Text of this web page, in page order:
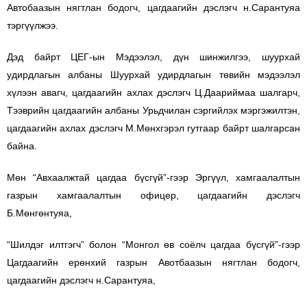
Автобаазын нягтлан бодогч, цагдаагийн дэслэгч н.Сарантуяа
тэргүүлжээ.
Дэд байрт ЦЕГ-ын Мэдээлэл, дүн шинжилгээ, шуурхай
удирдлагын албаны Шуурхай удирдлагын төвийн мэдээлэл
хүлээн авагч, цагдаагийн ахлах дэслэгч Ц.Даариймаа шалгарч,
Тээврийн цагдаагийн албаны Урьдчилан сэргийлэх мэргэжилтэн,
цагдаагийн ахлах дэслэгч М.Мөнхгэрэл гутгаар байрт шалгарсан
байна.
Мөн “Авхаалжтай цагдаа бүсгүй”-гээр Эргүүл, хамгаалалтын
газрын хамгаалалтын офицер, цагдаагийн дэслэгч
Б.Мөнгөнтуяа,
“Шилдэг илтгэгч” болон “Монгол өв соёлч цагдаа бүсгүй”-гээр
Цагдаагийн ерөнхий газрын Авотбаазын нягтлан бодогч,
цагдаагийн дэслэгч н.Сарантуяа,